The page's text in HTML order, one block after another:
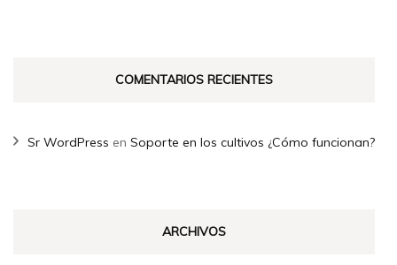
COMENTARIOS RECIENTES
Sr WordPress en Soporte en los cultivos ¿Cómo funcionan?
ARCHIVOS